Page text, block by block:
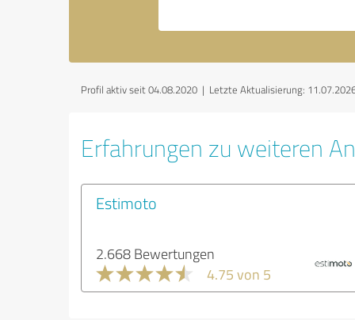
Profil aktiv seit 04.08.2020 | Letzte Aktualisierung:
Erfahrungen zu weiteren
Estimoto
2.668 Bewertungen
4.75 von 5